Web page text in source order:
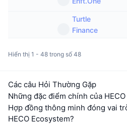
Turtle
Finance
Hiển thị 1 - 48 trong số 48
Các câu Hỏi Thường Gặp
Những đặc điểm chính của
Hợp đồng thông minh đóng vai
HECO Ecosystem?